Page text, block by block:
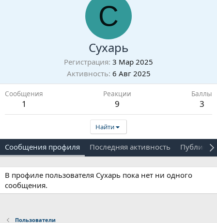
С
Сухарь
Регистрация 3 Мар 2025
Активность 6 Авг 2025
Сообщения
1
Реакции
9
Баллы
3
Найти
Сообщения профиля Последняя активность
В профиле пользователя Сухарь пока нет ни одного
сообщения.
Пользователи